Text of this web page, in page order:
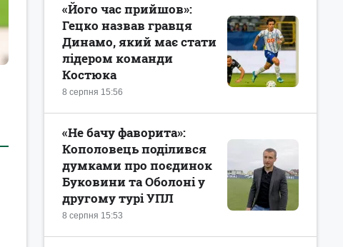
8 серпня 15:56
«Його час прийшов»:
Гецко назвав гравця
Динамо, який має стати
лідером команди
Костюка
8 серпня 15:53
«Не бачу фаворита»:
Кополовець поділився
думками про поєдинок
Буковини та Оболоні у
другому турі УПЛ